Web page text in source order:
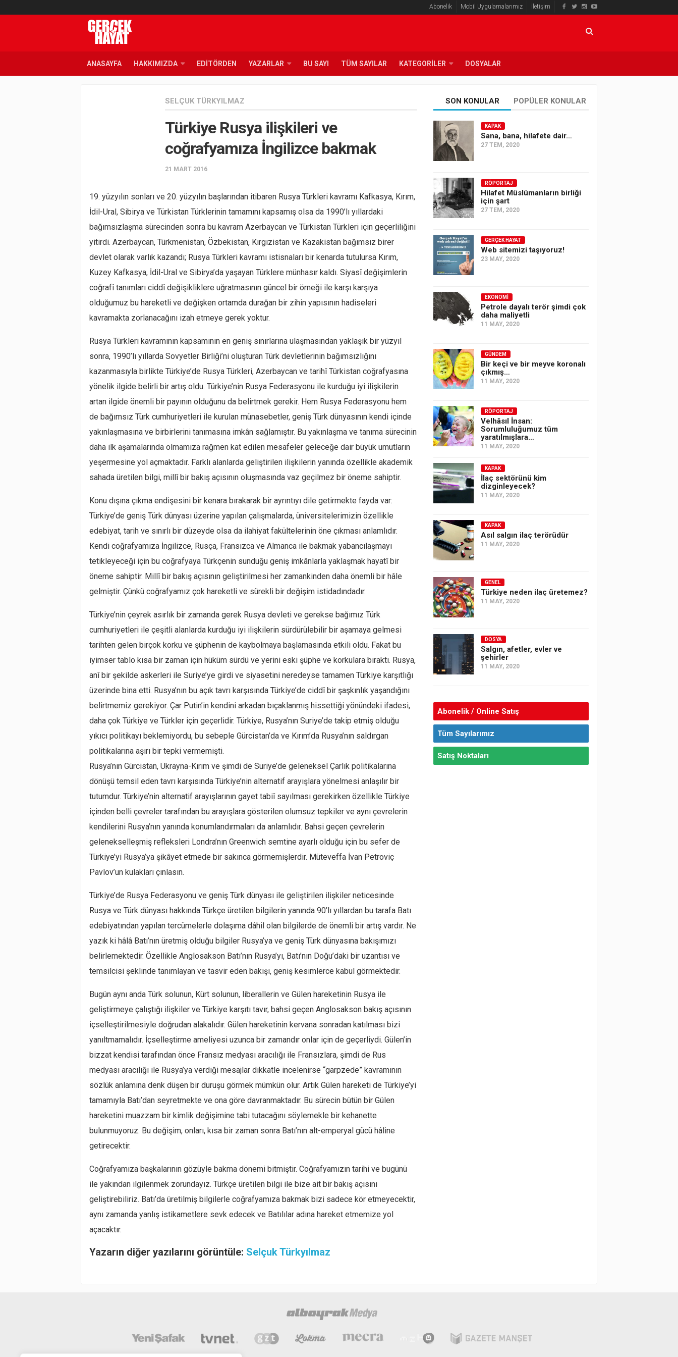
Abonelik Mobil Uygulamalarımız İletişim
ANASAYFA HAKKIMIZDA EDITÖRDEN YAZARLAR BU SAYI TÜM SAYILAR KATEGORILER DOSYALAR
SELÇUK TÜRKYILMAZ
Türkiye Rusya ilişkileri ve
coğrafyamıza İngilizce bakmak
21 MART 2016
19. yüzyılın sonları ve 20. yüzyılın başlarından itibaren Rusya Türkleri kavramı Kafkasya, Kırım,
İdil-Ural, Sibirya ve Türkistan Türklerinin tamamını kapsamış olsa da 1990’lı yıllardaki
bağımsızlaşma sürecinden sonra bu kavram Azerbaycan ve Türkistan Türkleri için geçerliliğini
yitirdi. Azerbaycan, Türkmenistan, Özbekistan, Kırgızistan ve Kazakistan bağımsız birer
devlet olarak varlık kazandı; Rusya Türkleri kavramı istisnaları bir kenarda tutulursa Kırım,
Kuzey Kafkasya, İdil-Ural ve Sibirya’da yaşayan Türklere münhasır kaldı. Siyasî değişimlerin
coğrafî tanımları ciddî değişikliklere uğratmasının güncel bir örneği ile karşı karşıya
olduğumuz bu hareketli ve değişken ortamda durağan bir zihin yapısının hadiseleri
kavramakta zorlanacağını izah etmeye gerek yoktur.
Rusya Türkleri kavramının kapsamının en geniş sınırlarına ulaşmasından yaklaşık bir yüzyıl
sonra, 1990’lı yıllarda Sovyetler Birliği’ni oluşturan Türk devletlerinin bağımsızlığını
kazanmasıyla birlikte Türkiye’de Rusya Türkleri, Azerbaycan ve tarihî Türkistan coğrafyasına
yönelik ilgide belirli bir artış oldu. Türkiye’nin Rusya Federasyonu ile kurduğu iyi ilişkilerin
artan ilgide önemli bir payının olduğunu da belirtmek gerekir. Hem Rusya Federasyonu hem
de bağımsız Türk cumhuriyetleri ile kurulan münasebetler, geniş Türk dünyasının kendi içinde
yakınlaşmasına ve birbirlerini tanımasına imkân sağlamıştır. Bu yakınlaşma ve tanıma sürecinin
daha ilk aşamalarında olmamıza rağmen kat edilen mesafeler geleceğe dair büyük umutların
yeşermesine yol açmaktadır. Farklı alanlarda geliştirilen ilişkilerin yanında özellikle akademik
sahada üretilen bilgi, millî bir bakış açısının oluşmasında vaz geçilmez bir öneme sahiptir.
Konu dışına çıkma endişesini bir kenara bırakarak bir ayrıntıyı dile getirmekte fayda var:
Türkiye’de geniş Türk dünyası üzerine yapılan çalışmalarda, üniversitelerimizin özellikle
edebiyat, tarih ve sınırlı bir düzeyde olsa da ilahiyat fakültelerinin öne çıkması anlamlıdır.
Kendi coğrafyamıza İngilizce, Rusça, Fransızca ve Almanca ile bakmak yabancılaşmayı
tetikleyeceği için bu coğrafyaya Türkçenin sunduğu geniş imkânlarla yaklaşmak hayatî bir
öneme sahiptir. Millî bir bakış açısının geliştirilmesi her zamankinden daha önemli bir hâle
gelmiştir. Çünkü coğrafyamız çok hareketli ve sürekli bir değişim istidadındadır.
Türkiye’nin çeyrek asırlık bir zamanda gerek Rusya devleti ve gerekse bağımız Türk
cumhuriyetleri ile çeşitli alanlarda kurduğu iyi ilişkilerin sürdürülebilir bir aşamaya gelmesi
tarihten gelen birçok korku ve şüphenin de kaybolmaya başlamasında etkili oldu. Fakat bu
iyimser tablo kısa bir zaman için hüküm sürdü ve yerini eski şüphe ve korkulara bıraktı. Rusya,
anî bir şekilde askerleri ile Suriye’ye girdi ve siyasetini neredeyse tamamen Türkiye karşıtlığı
üzerinde bina etti. Rusya’nın bu açık tavrı karşısında Türkiye’de ciddî bir şaşkınlık yaşandığını
belirtmemiz gerekiyor. Çar Putin’in kendini arkadan bıçaklanmış hissettiği yönündeki ifadesi,
daha çok Türkiye ve Türkler için geçerlidir. Türkiye, Rusya’nın Suriye’de takip etmiş olduğu
yıkıcı politikayı beklemiyordu, bu sebeple Gürcistan’da ve Kırım’da Rusya’nın saldırgan
politikalarına aşırı bir tepki vermemişti.
Rusya’nın Gürcistan, Ukrayna-Kırım ve şimdi de Suriye’de geleneksel Çarlık politikalarına
dönüşü temsil eden tavrı karşısında Türkiye’nin alternatif arayışlara yönelmesi anlaşılır bir
tutumdur. Türkiye’nin alternatif arayışlarının gayet tabiî sayılması gerekirken özellikle Türkiye
içinden belli çevreler tarafından bu arayışlara gösterilen olumsuz tepkiler ve aynı çevrelerin
kendilerini Rusya’nın yanında konumlandırmaları da anlamlıdır. Bahsi geçen çevrelerin
gelenekselleşmiş refleksleri Londra’nın Greenwich semtine ayarlı olduğu için bu sefer de
Türkiye’yi Rusya’ya şikâyet etmede bir sakınca görmemişlerdir. Müteveffa İvan Petroviç
Pavlov’un kulakları çınlasın.
Türkiye’de Rusya Federasyonu ve geniş Türk dünyası ile geliştirilen ilişkiler neticesinde
Rusya ve Türk dünyası hakkında Türkçe üretilen bilgilerin yanında 90’lı yıllardan bu tarafa Batı
edebiyatından yapılan tercümelerle dolaşıma dâhil olan bilgilerde de önemli bir artış vardır. Ne
yazık ki hâlâ Batı’nın üretmiş olduğu bilgiler Rusya’ya ve geniş Türk dünyasına bakışımızı
belirlemektedir. Özellikle Anglosakson Batı’nın Rusya’yı, Batı’nın Doğu’daki bir uzantısı ve
temsilcisi şeklinde tanımlayan ve tasvir eden bakışı, geniş kesimlerce kabul görmektedir.
Bugün aynı anda Türk solunun, Kürt solunun, liberallerin ve Gülen hareketinin Rusya ile
geliştirmeye çalıştığı ilişkiler ve Türkiye karşıtı tavır, bahsi geçen Anglosakson bakış açısının
içselleştirilmesiyle doğrudan alakalıdır. Gülen hareketinin kervana sonradan katılması bizi
yanıltmamalıdır. İçselleştirme ameliyesi uzunca bir zamandır onlar için de geçerliydi. Gülen’in
bizzat kendisi tarafından önce Fransız medyası aracılığı ile Fransızlara, şimdi de Rus
medyası aracılığı ile Rusya’ya verdiği mesajlar dikkatle incelenirse “garpzede” kavramının
sözlük anlamına denk düşen bir duruşu görmek mümkün olur. Artık Gülen hareketi de Türkiye’yi
tamamıyla Batı’dan seyretmekte ve ona göre davranmaktadır. Bu sürecin bütün bir Gülen
hareketini muazzam bir kimlik değişimine tabi tutacağını söylemekle bir kehanette
bulunmuyoruz. Bu değişim, onları, kısa bir zaman sonra Batı’nın alt-emperyal gücü hâline
getirecektir.
Coğrafyamıza başkalarının gözüyle bakma dönemi bitmiştir. Coğrafyamızın tarihi ve bugünü
ile yakından ilgilenmek zorundayız. Türkçe üretilen bilgi ile bize ait bir bakış açısını
geliştirebiliriz. Batı’da üretilmiş bilgilerle coğrafyamıza bakmak bizi sadece kör etmeyecektir,
aynı zamanda yanlış istikametlere sevk edecek ve Batılılar adına hareket etmemize yol
açacaktır.
Yazarın diğer yazılarını görüntüle: Selçuk Türkyılmaz
SON KONULAR POPÜLER KONULAR
KAPAK
Sana, bana, hilafete dair…
27 TEM, 2020
RÖPORTAJ
Hilafet Müslümanların birliği
için şart
27 TEM, 2020
GERÇEK HAYAT
Web sitemizi taşıyoruz!
23 MAY, 2020
EKONOMI
Petrole dayalı terör şimdi çok
daha maliyetli
11 MAY, 2020
GÜNDEM
Bir keçi ve bir meyve koronalı
çıkmış…
11 MAY, 2020
RÖPORTAJ
Velhâsıl İnsan:
Sorumluluğumuz tüm
yaratılmışlara…
11 MAY, 2020
KAPAK
İlaç sektörünü kim
dizginleyecek?
11 MAY, 2020
KAPAK
Asıl salgın ilaç terörüdür
11 MAY, 2020
GENEL
Türkiye neden ilaç üretemez?
11 MAY, 2020
DOSYA
Salgın, afetler, evler ve
şehirler
11 MAY, 2020
Abonelik / Online Satış
Tüm Sayılarımız
Satış Noktaları